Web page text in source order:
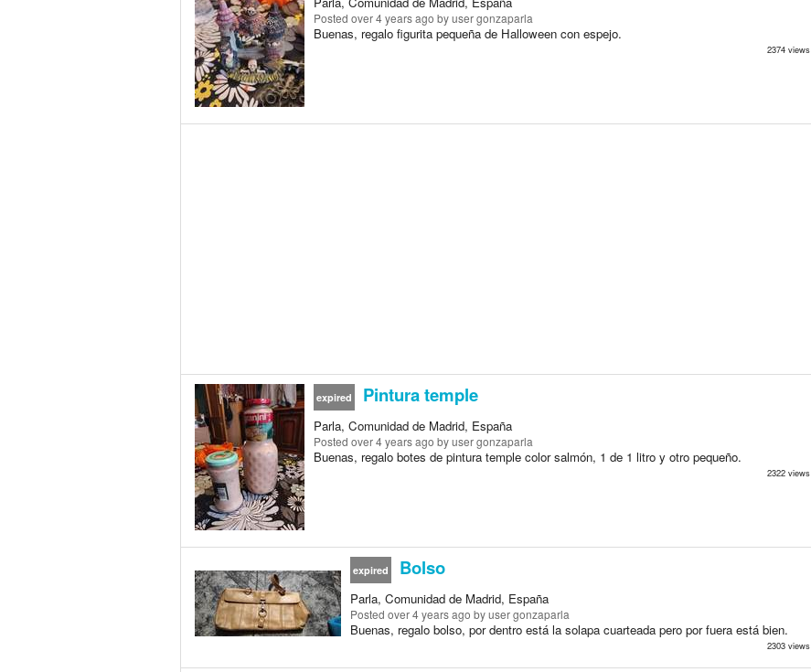
Posted over 4 years ago by user gonzaparla
Buenas, regalo figurita pequeña de Halloween con espejo.
2374 views
expired Pintura temple
Parla, Comunidad de Madrid, España
Posted over 4 years ago by user gonzaparla
Buenas, regalo botes de pintura temple color salmón, 1 de 1 litro y otro pequeño.
2322 views
expired Bolso
Parla, Comunidad de Madrid, España
Posted over 4 years ago by user gonzaparla
Buenas, regalo bolso, por dentro está la solapa cuarteada pero por fuera está bien.
2303 views